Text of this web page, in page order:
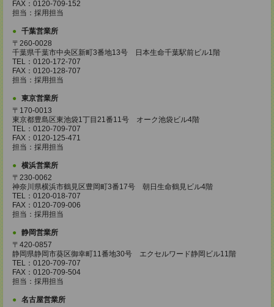
FAX：0120-709-152
担当：採用担当
千葉営業所
〒260-0028
千葉県千葉市中央区新町3番地13号 日本生命千葉駅前ビル1階
TEL：0120-172-707
FAX：0120-128-707
担当：採用担当
東京営業所
〒170-0013
東京都豊島区東池袋1丁目21番11号 オーク池袋ビル4階
TEL：0120-709-707
FAX：0120-125-471
担当：採用担当
横浜営業所
〒230-0062
神奈川県横浜市鶴見区豊岡町3番17号 朝日生命鶴見ビル4階
TEL：0120-018-707
FAX：0120-709-006
担当：採用担当
静岡営業所
〒420-0857
静岡県静岡市葵区御幸町11番地30号 エクセルワード静岡ビル11階
TEL：0120-709-707
FAX：0120-709-504
担当：採用担当
名古屋営業所